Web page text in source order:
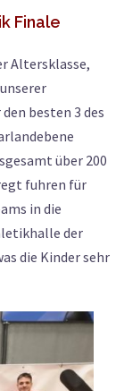
Finale
Altersklasse,
besten 3 des
über 200
fuhren für
in die
der
die Kinder sehr